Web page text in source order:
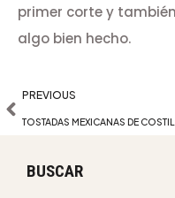
primer corte y
algo bien hecho.
PREVIOUS
BUSCAR